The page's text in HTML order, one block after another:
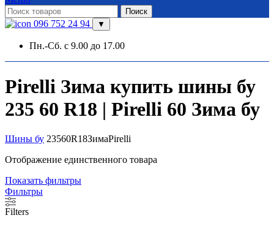
Поиск
096 752 24 94 ▼
Пн.-Сб. с 9.00 до 17.00
Pirelli Зима купить шины бу
235 60 R18 | Pirelli 60 Зима бу
Шины бу 23560R18ЗимаPirelli
Отображение единственного товара
Показать фильтры
Фильтры
Filters